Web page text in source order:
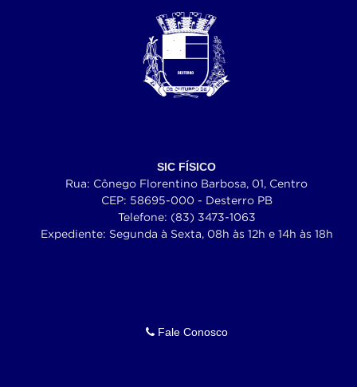
SIC FÍSICO
Rua: Cônego Florentino Barbosa, 01, Centro
CEP: 58695-000 - Desterro PB
Telefone: (83) 3473-1063
Expediente: Segunda à Sexta, 08h às 12h e 14h às 18h
Fale Conosco